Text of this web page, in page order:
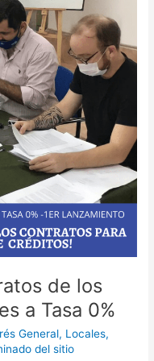
de los
a Tasa 0%
General, Locales,
del sitio